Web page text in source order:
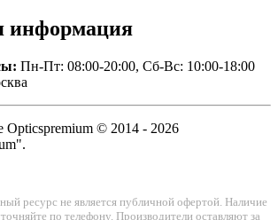
информация
Пн-Пт: 08:00-20:00, Сб-Вс: 10:00-18:00
Opticspremium © 2014 - 2026
ресурс не является публичной офертой. Наличие
по телефону. Производители оставляют за